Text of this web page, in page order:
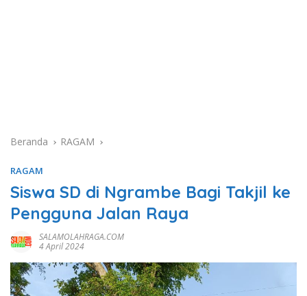
Beranda RAGAM
RAGAM
Siswa SD di Ngrambe Bagi Takjil ke
Pengguna Jalan Raya
SALAMOLAHRAGA.COM
4 April 2024